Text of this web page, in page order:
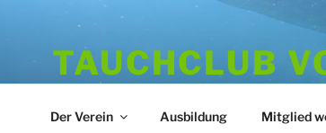
TAUCHCLUB
Der Verein Ausbildung Mitglied